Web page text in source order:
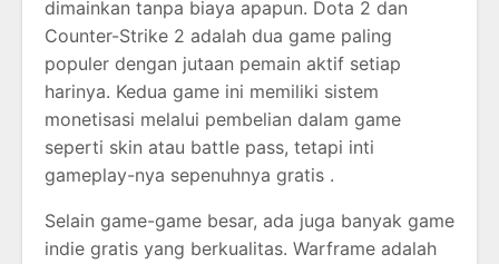
dimainkan tanpa biaya apapun. Dota 2 dan
Counter-Strike 2 adalah dua game paling
populer dengan jutaan pemain aktif setiap
harinya. Kedua game ini memiliki sistem
monetisasi melalui pembelian dalam game
seperti skin atau battle pass, tetapi inti
gameplay-nya sepenuhnya gratis .
Selain game-game besar, ada juga banyak game
indie gratis yang berkualitas. Warframe adalah